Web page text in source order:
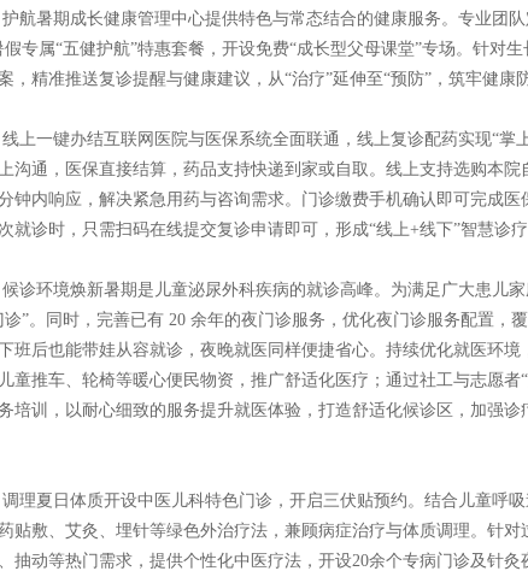
航暑期成长健康管理中心提供特色与常态结合的健康服务。专业团
专属“五健护航”特惠套餐，开设免费“成长型父母课堂”专场。针对
，精准推送复诊提醒与健康建议，从“治疗”延伸至“预防”，筑牢健康防
上一键办结互联网医院与医保系统全面联通，线上复诊配药实现“掌
沟通，医保直接结算，药品支持快递到家或自取。线上支持选购本院
钟内响应，解决紧急用药与咨询需求。门诊缴费手机确认即可完成
就诊时，只需扫码在线提交复诊申请即可，形成“线上+线下”智慧诊疗
诊环境焕新暑期是儿童泌尿外科疾病的就诊高峰。为满足广大患儿
”。同时，完善已有 20 余年的夜门诊服务，优化夜门诊服务配置，
班后也能带娃从容就诊，夜晚就医同样便捷省心。持续优化就医环
童推车、轮椅等暖心便民物资，推广舒适化医疗；通过社工与志愿者
培训，以耐心细致的服务提升就医体验，打造舒适化候诊区，加强
理夏日体质开设中医儿科特色门诊，开启三伏贴预约。结合儿童呼
贴敷、艾灸、埋针等绿色外治疗法，兼顾病症治疗与体质调理。针对
抽动等热门需求，提供个性化中医疗法，开设20余个专病门诊及针